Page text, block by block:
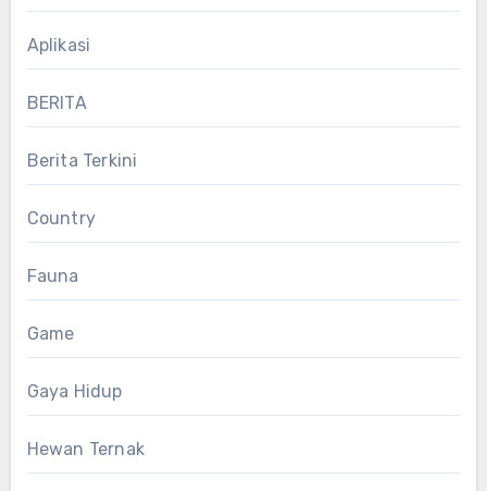
Aplikasi
BERITA
Berita Terkini
Country
Fauna
Game
Gaya Hidup
Hewan Ternak